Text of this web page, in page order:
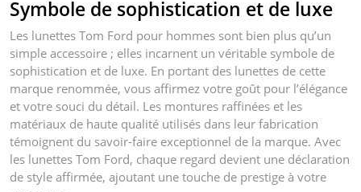
Symbole de sophistication et de luxe
Les lunettes Tom Ford pour hommes sont bien plus qu’un
simple accessoire ; elles incarnent un véritable symbole de
sophistication et de luxe. En portant des lunettes de cette
marque renommée, vous affirmez votre goût pour l’élégance
et votre souci du détail. Les montures raffinées et les
matériaux de haute qualité utilisés dans leur fabrication
témoignent du savoir-faire exceptionnel de la marque. Avec
les lunettes Tom Ford, chaque regard devient une déclaration
de style affirmée, ajoutant une touche de prestige à votre